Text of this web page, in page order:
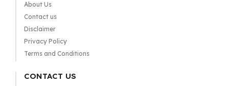
About Us
Contact us
Disclaimer
Privacy Policy
Terms and Conditions
CONTACT US